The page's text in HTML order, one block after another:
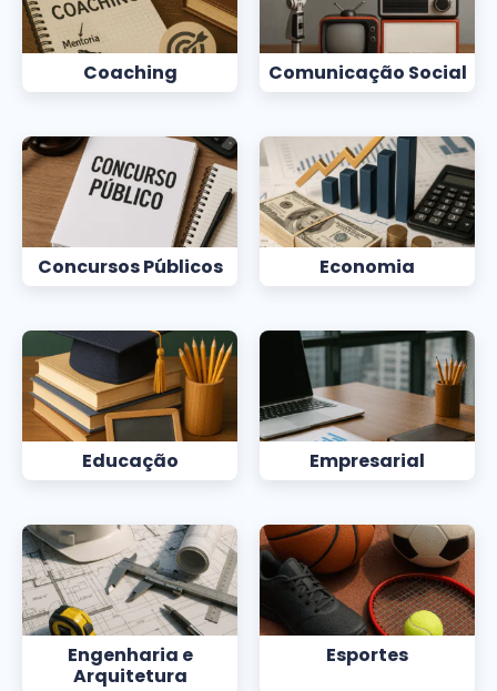
Coaching Comunicação Social
Concursos Públicos Economia
Educação Empresarial
Engenharia e
Arquitetura
Esportes